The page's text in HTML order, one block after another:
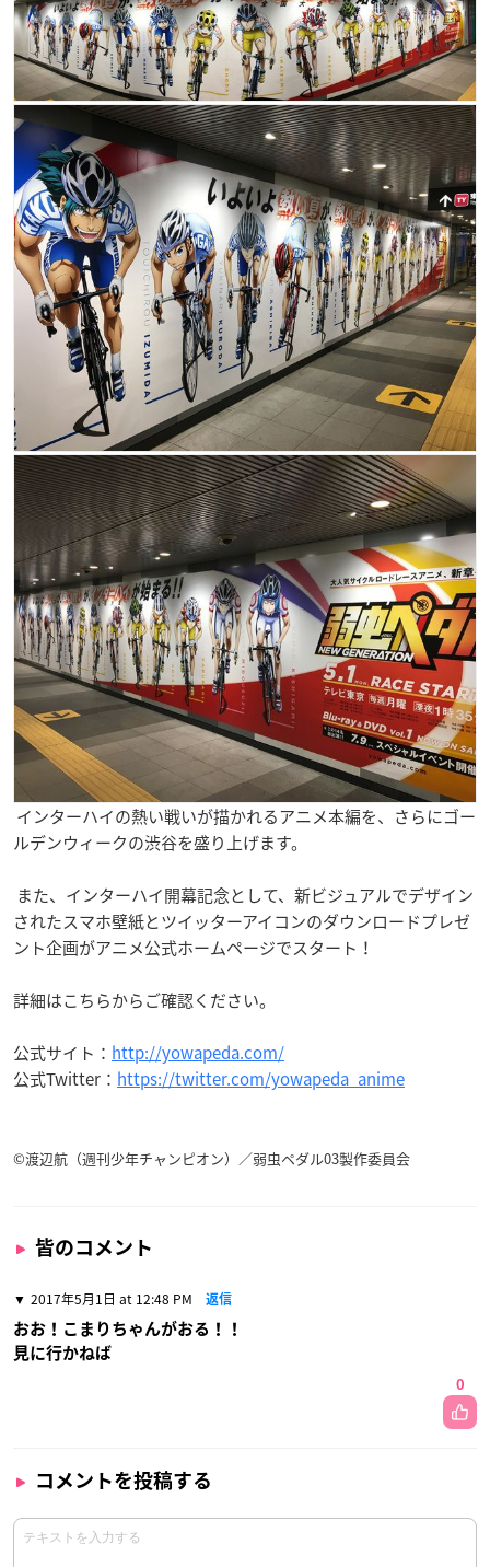
インターハイの熱い戦いが描かれるアニメ本編を、さらにゴー
ルデンウィークの渋谷を盛り上げます。
また、インターハイ開幕記念として、新ビジュアルでデザイン
されたスマホ壁紙とツイッターアイコンのダウンロードプレゼ
ント企画がアニメ公式ホームページでスタート！
詳細はこちらからご確認ください。
公式サイト： http://yowapeda.com/
公式Twitter： https://twitter.com/yowapeda_anime
©渡辺航（週刊少年チャンピオン）／弱虫ペダル03製作委員会
皆のコメント
2017年5月1日 at 12:48 PM 返信
おお！こまりちゃんがおる！！
見に行かねば
0
コメントを投稿する